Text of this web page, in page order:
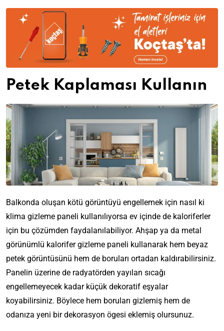
Petek Kaplaması Kullanın
Balkonda oluşan kötü görüntüyü engellemek için nasıl ki
klima gizleme paneli kullanılıyorsa ev içinde de kaloriferler
için bu çözümden faydalanılabiliyor. Ahşap ya da metal
görünümlü kalorifer gizleme paneli kullanarak hem beyaz
petek görüntüsünü hem de boruları ortadan kaldırabilirsiniz.
Panelin üzerine de radyatörden yayılan sıcağı
engellemeyecek kadar küçük dekoratif eşyalar
koyabilirsiniz. Böylece hem boruları gizlemiş hem de
odanıza yeni bir dekorasyon ögesi eklemiş olursunuz.